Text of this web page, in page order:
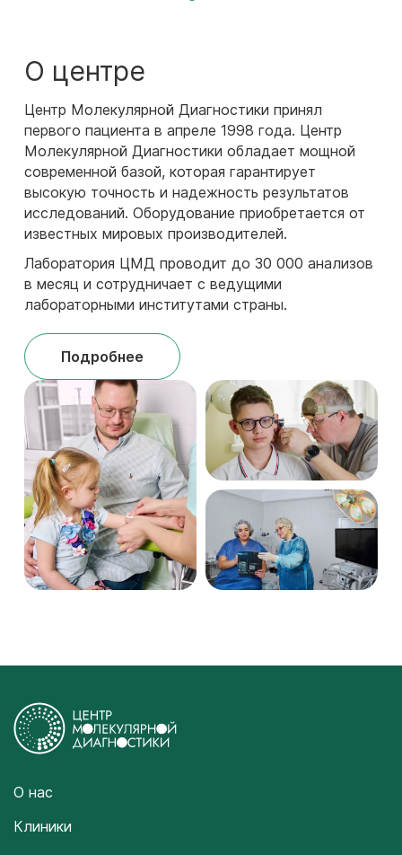
О центре
Центр Молекулярной Диагностики принял
первого пациента в апреле 1998 года. Центр
Молекулярной Диагностики обладает мощной
современной базой, которая гарантирует
высокую точность и надежность результатов
исследований. Оборудование приобретается от
известных мировых производителей.
Лаборатория ЦМД проводит до 30 000 анализов
в месяц и сотрудничает c ведущими
лабораторными институтами страны.
Подробнее
О нас
Клиники